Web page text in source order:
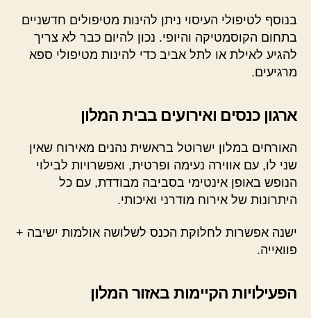
בנוסף לטיפולי העיסוי ניתן להינות מטיפולים חדשניים
בתחום הקוסמטיקה והיופי. נכון להיום כבר לא צריך
להגיע לאילת או לתל אביב כדי להינות מטיפולי ספא
מרגיעים.
ארגון כנסים ואירועים בבית המלון
האורחים במלון ישרוטל בראשית נהנים מאירוח שאין
שני לו, עם אווירה נעימה ופרטית, ואפשרויות לבילוי
הנופש באופן אינטימי בסביבה מבודדת, עם כל
היתרונות של אירוח מודרני ואיכותי.
ישנה אפשרות לחלוקת הכנס לשלושה אולמות ישיבה +
פוואייה.
הפעילויות הקיימות באזור המלון